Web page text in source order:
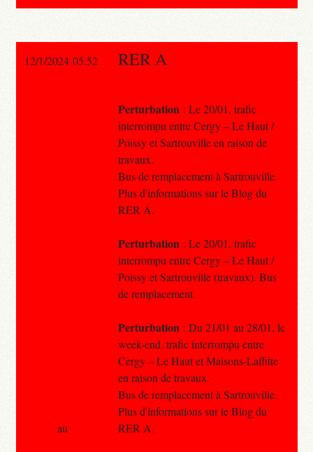
12/1/2024 05:52 RER A
Perturbation : Le 20/01, trafic
interrompu entre Cergy – Le Haut /
Poissy et Sartrouville en raison de
travaux.
Bus de remplacement à Sartrouville.
Plus d'informations sur le Blog du
RER A.
Perturbation : Le 20/01, trafic
interrompu entre Cergy – Le Haut /
Poissy et Sartrouville (travaux). Bus
de remplacement.
Perturbation : Du 21/01 au 28/01, le
week-end, trafic interrompu entre
Cergy – Le Haut et Maisons-Laffitte
en raison de travaux.
Bus de remplacement à Sartrouville.
Plus d'informations sur le Blog du
RER A.
au